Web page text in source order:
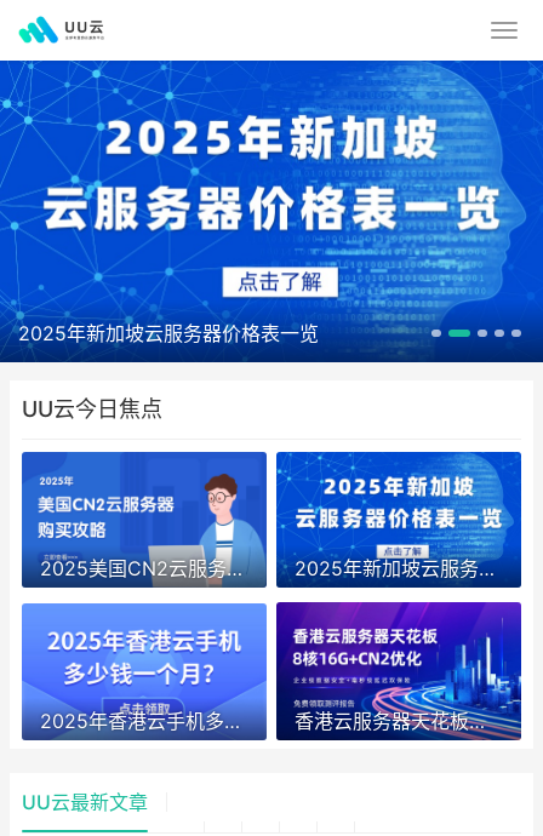
2025年新加坡云服务器价格表一览
UU云今日焦点
2025美国CN2云服务器购买攻略：从线路选择到实操最全指南 2025年新加坡云服务器价格表一览
2025年香港云手机多少钱一个月？ 香港云服务器天花板！8核16G+CN2优化，企业级数据安全+毫秒级延迟双保险！
UU云最新文章